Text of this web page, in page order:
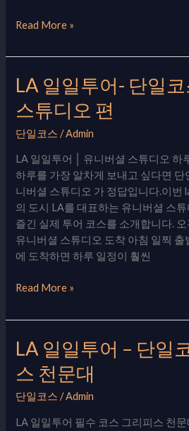
Read More »
LA 일일투어- 단일
스튜디오 편
단일코스 /Admin
LA 일일투어 │ 유니버셜 스튜디오 하
하루를 가장 알차게 보내고 싶다면
니버셜 스튜디오 가 정답입니다.이번
의 도시 LA를 대표하는 유니버셜 스
즐긴 실제 투어 코스를 소개합니다.
유니버셜 스튜디오 도착 아침 일찍
에 도착하면 하루 일정이 훨씬
LA
일
일
투
단
일
코
스
–
유
니
셜
튜
디
오
편
Read More »
LA 일일투어 – 단일
스 천문대
단일코스 /Admin
LA 일일투어 필수 코스 그리피스 천
LA
일
일
투
–